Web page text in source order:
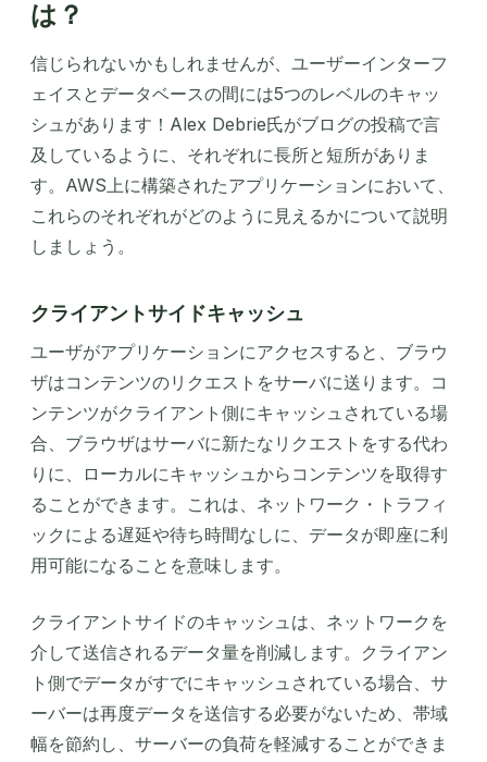
は？
信じられないかもしれませんが、ユーザーインターフ
ェイスとデータベースの間には5つのレベルのキャッ
シュがあります！Alex Debrie氏がブログの投稿で言
及しているように、それぞれに長所と短所がありま
す。AWS上に構築されたアプリケーションにおいて、
これらのそれぞれがどのように見えるかについて説明
しましょう。
クライアントサイドキャッシュ
ユーザがアプリケーションにアクセスすると、ブラウ
ザはコンテンツのリクエストをサーバに送ります。コ
ンテンツがクライアント側にキャッシュされている場
合、ブラウザはサーバに新たなリクエストをする代わ
りに、ローカルにキャッシュからコンテンツを取得す
ることができます。これは、ネットワーク・トラフィ
ックによる遅延や待ち時間なしに、データが即座に利
用可能になることを意味します。
クライアントサイドのキャッシュは、ネットワークを
介して送信されるデータ量を削減します。クライアン
ト側でデータがすでにキャッシュされている場合、サ
ーバーは再度データを送信する必要がないため、帯域
幅を節約し、サーバーの負荷を軽減することができま